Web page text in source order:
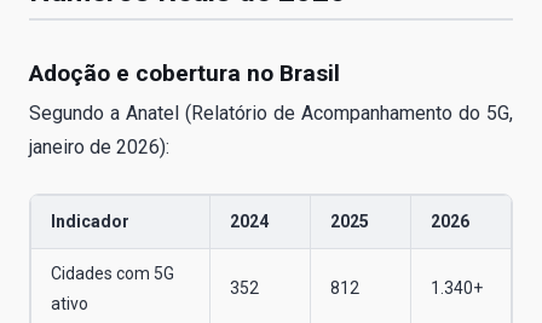
Adoção e cobertura no Brasil
Segundo a Anatel (Relatório de Acompanhamento do 5G,
janeiro de 2026):
Indicador 2024 2025 2026
Cidades com 5G
ativo
352 812 1.340+